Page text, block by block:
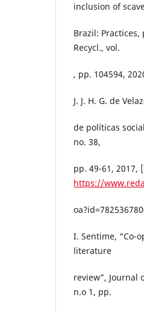
inclusion of
Brazil:
Recycl., vol.
, pp. 104594,
J. J. H. G. de
de políticas
no. 38,
pp. 49-61, 2017,
https://
I. Sentime, “Co-
literature
review”, Journal
n.o 1, pp.